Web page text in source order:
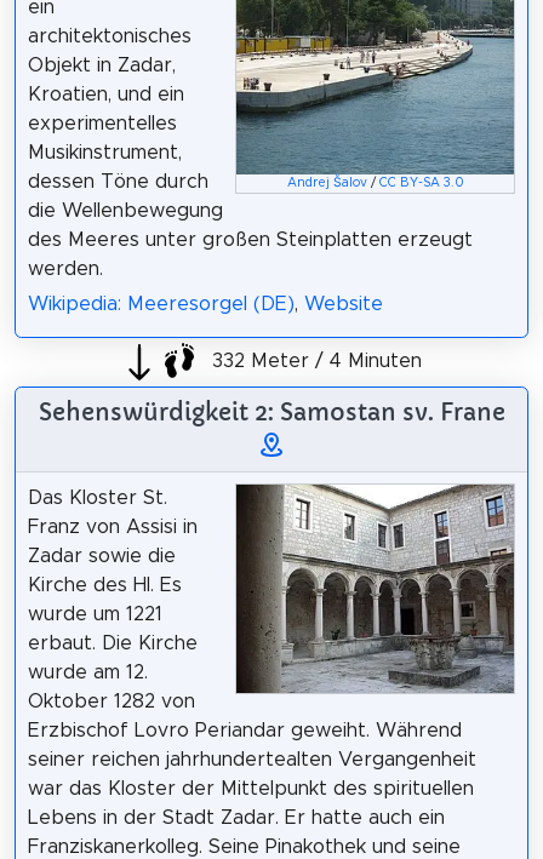
Andrej Šalov/ CC BY-SA 3.0
ein
architektonisches
Objekt in Zadar,
Kroatien, und ein
experimentelles
Musikinstrument,
dessen Töne durch
die Wellenbewegung
des Meeres unter großen Steinplatten erzeugt
werden.
Wikipedia: Meeresorgel (DE), Website
332 Meter / 4 Minuten
Sehenswürdigkeit 2: Samostan sv. Frane
Das Kloster St.
Franz von Assisi in
Zadar sowie die
Kirche des Hl. Es
wurde um 1221
erbaut. Die Kirche
wurde am 12.
Oktober 1282 von
Erzbischof Lovro Periandar geweiht. Während
seiner reichen jahrhundertealten Vergangenheit
war das Kloster der Mittelpunkt des spirituellen
Lebens in der Stadt Zadar. Er hatte auch ein
Franziskanerkolleg. Seine Pinakothek und seine